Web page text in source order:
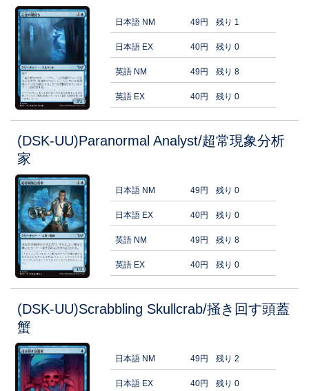
日本語 NM 49円 残り 1
日本語 EX 40円 残り 0
英語 NM 49円 残り 8
英語 EX 40円 残り 0
(DSK-UU)Paranormal Analyst/超常現象分析
家
日本語 NM 49円 残り 0
日本語 EX 40円 残り 0
英語 NM 49円 残り 8
英語 EX 40円 残り 0
(DSK-UU)Scrabbling Skullcrab/掻き回す頭蓋
蟹
日本語 NM 49円 残り 2
日本語 EX 40円 残り 0